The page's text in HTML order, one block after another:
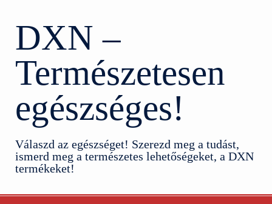
DXN –
Természetesen
egészséges!
Válaszd az egészséget! Szerezd meg a tudást,
ismerd meg a természetes lehetőségeket, a DXN
termékeket!